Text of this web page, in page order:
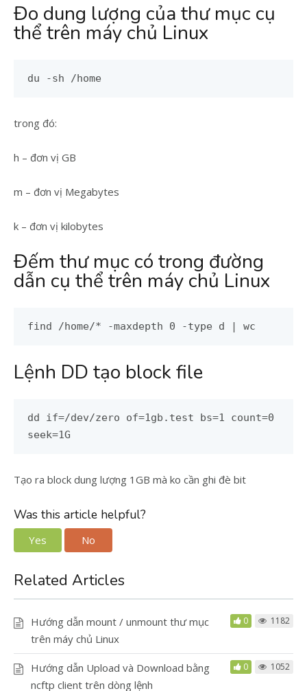
Đo dung lượng của thư mục cụ
thể trên máy chủ Linux
du -sh /home
trong đó:
h – đơn vị GB
m – đơn vị Megabytes
k – đơn vị kilobytes
Đếm thư mục có trong đường
dẫn cụ thể trên máy chủ Linux
find /home/* -maxdepth 0 -type d | wc
Lệnh DD tạo block file
dd if=/dev/zero of=1gb.test bs=1 count=0
seek=1G
Tạo ra block dung lượng 1GB mà ko cần ghi đè bit
Was this article helpful?
Yes No
Related Articles
Hướng dẫn mount / unmount thư mục
trên máy chủ Linux
0 1182
Hướng dẫn Upload và Download bằng
ncftp client trên dòng lệnh
0 1052